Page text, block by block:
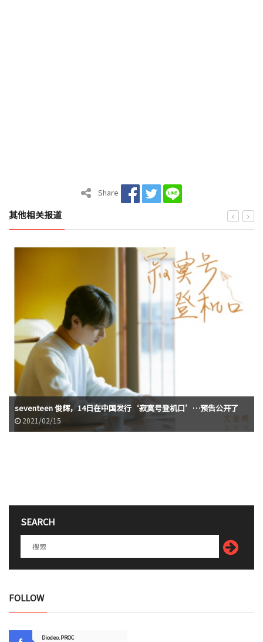
Share
其他相关报道
seventeen 俊辉，14日在中国发行‘寂寞号登机口’…预告公开了
2021/02/15
SEARCH
FOLLOW
Diodeo.PROC